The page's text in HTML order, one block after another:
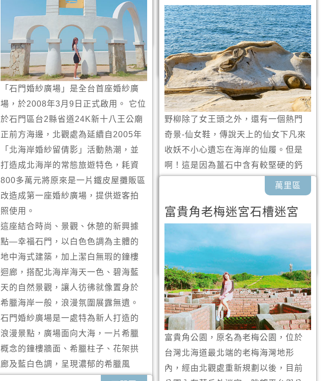
有位於金山老街尾廣安宮前的鴨肉
攤，更是吸引國內外的饕客前來，金
山鴨肉已蔚為當地必吃餐點。
「石門婚紗廣場」是全台首座婚紗廣
場，於2008年3月9日正式啟用。 它位
於石門區台2縣省道24K新十八王公廟
正前方海邊，北觀處為延續自2005年
「北海岸婚紗留倩影」活動熱潮，並
打造成北海岸的常態旅遊特色，耗資
800多萬元將原來是一片鐵皮屋攤販區
改造成第一座婚紗廣場，提供遊客拍
照使用。
這座結合時尚、景觀、休憩的新興據
點—幸福石門，以白色色調為主體的
地中海式建築，加上潔白無瑕的鐘樓
迴廊，搭配北海岸海天一色、碧海藍
天的自然景觀，讓人彷彿就像置身於
希臘海岸一般，浪漫氛圍展露無遺。
石門婚紗廣場是一處特為新人打造的
浪漫景點，廣場面向大海，一片希臘
概念的鐘樓牆面、希臘柱子、花架拱
廊及藍白色調，呈現濃郁的希臘風
情，國人不用出國，在台灣也可以拍
野柳除了女王頭之外，還有一個熱門
奇景-仙女鞋，傳說天上的仙女下凡來
收妖不小心遺忘在海岸的仙履。但是
啊！這是因為薑石中含有較堅硬的鈣
質岩塊，這些岩塊周邊較為鬆軟，受
到海水長期洗滌，再加上地層擠壓而
出現裂縫，而形成鞋子的造型。是不
是很神奇呢？來到野柳也別忘了來看
萬里區
富貴角老梅迷宮石槽迷宮
富貴角公園，原名為老梅公園，位於
台灣北海道最北端的老梅海灣地形
內，經由北觀處重新規劃以後，目前